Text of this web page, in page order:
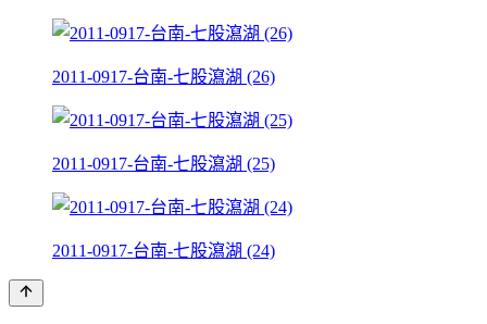
2011-0917-台南-七股瀉湖 (26)
2011-0917-台南-七股瀉湖 (25)
2011-0917-台南-七股瀉湖 (24)